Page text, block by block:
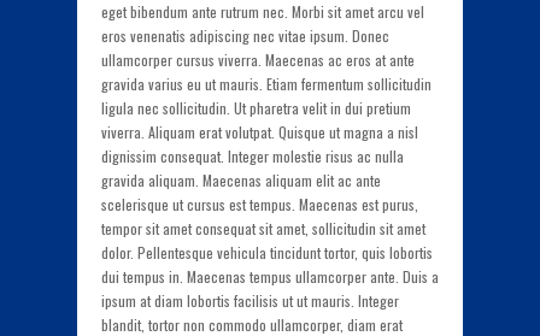
eget bibendum ante rutrum nec. Morbi sit amet arcu vel
eros venenatis adipiscing nec vitae ipsum. Donec
ullamcorper cursus viverra. Maecenas ac eros at ante
gravida varius eu ut mauris. Etiam fermentum sollicitudin
ligula nec sollicitudin. Ut pharetra velit in dui pretium
viverra. Aliquam erat volutpat. Quisque ut magna a nisl
dignissim consequat. Integer molestie risus ac nulla
gravida aliquam. Maecenas aliquam elit ac ante
scelerisque ut cursus est tempus. Maecenas est purus,
tempor sit amet consequat sit amet, sollicitudin sit amet
dolor. Pellentesque vehicula tincidunt tortor, quis lobortis
dui tempus in. Maecenas tempus ullamcorper ante. Duis a
ipsum at diam lobortis facilisis ut ut mauris. Integer
blandit, tortor non commodo ullamcorper, diam erat